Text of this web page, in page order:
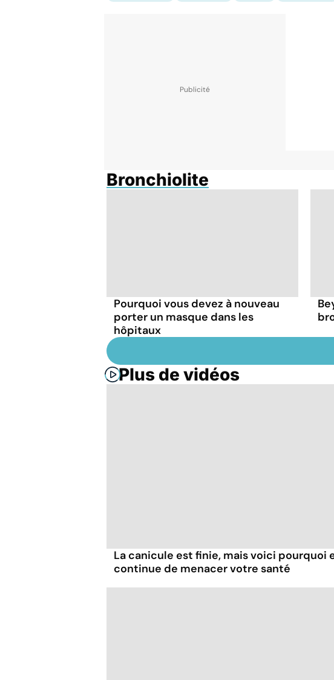
Bronchiolite
Pourquoi vous devez à nouveau
porter un masque dans les
hôpitaux
Plus de vidéos
La canicule est finie, mais voici pourquoi
continue de menacer votre santé